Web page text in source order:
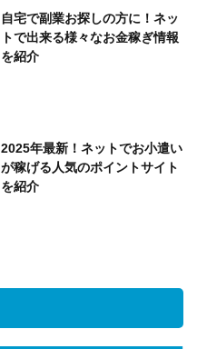
自宅で副業お探しの方に！ネッ
トで出来る様々なお金稼ぎ情報
を紹介
2025年最新！ネットでお小遣い
が稼げる人気のポイントサイト
を紹介